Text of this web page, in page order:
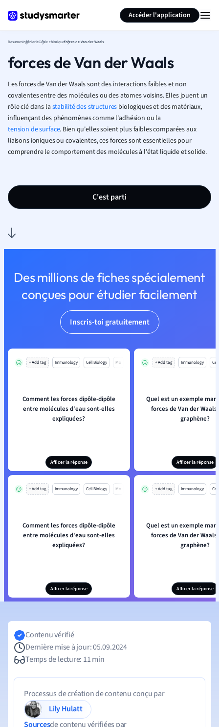
Accéder l'application
ResumesIngénierieGénie chimiqueforces de Van der Waals
forces de Van der Waals
Les forces de Van der Waals sont des interactions faibles et non
covalentes entre des molécules ou des atomes voisins. Elles jouent un
rôle clé dans la stabilité des structures biologiques et des matériaux,
influençant des phénomènes comme l'adhésion ou la
tension de surface. Bien qu'elles soient plus faibles comparées aux
liaisons ioniques ou covalentes, ces forces sont essentielles pour
comprendre le comportement des molécules à l'état liquide et solide.
C'est parti
Des millions de fiches spécialement
conçues pour étudier facilement
Inscris-toi gratuitement
+ Add tag Immunology Cell Biology Mo
Comment les forces dipôle-dipôle
entre molécules d'eau sont-elles
expliquées?
Afficer la réponse
+ Add tag Immunology
Quel est un exemple
forces de Van der
graphène?
Afficer la réponse
+ Add tag Immunology Cell Biology Mo
Comment les forces dipôle-dipôle
entre molécules d'eau sont-elles
expliquées?
Afficer la réponse
+ Add tag Immunology
Quel est un exemple
forces de Van der
graphène?
Afficer la réponse
Résumer la page
Contenu vérifié
Dernière mise à jour: 05.09.2024
Temps de lecture: 11 min
Processus de création de contenu conçu par
Lily Hulatt
Sourcesde contenu vérifiées par